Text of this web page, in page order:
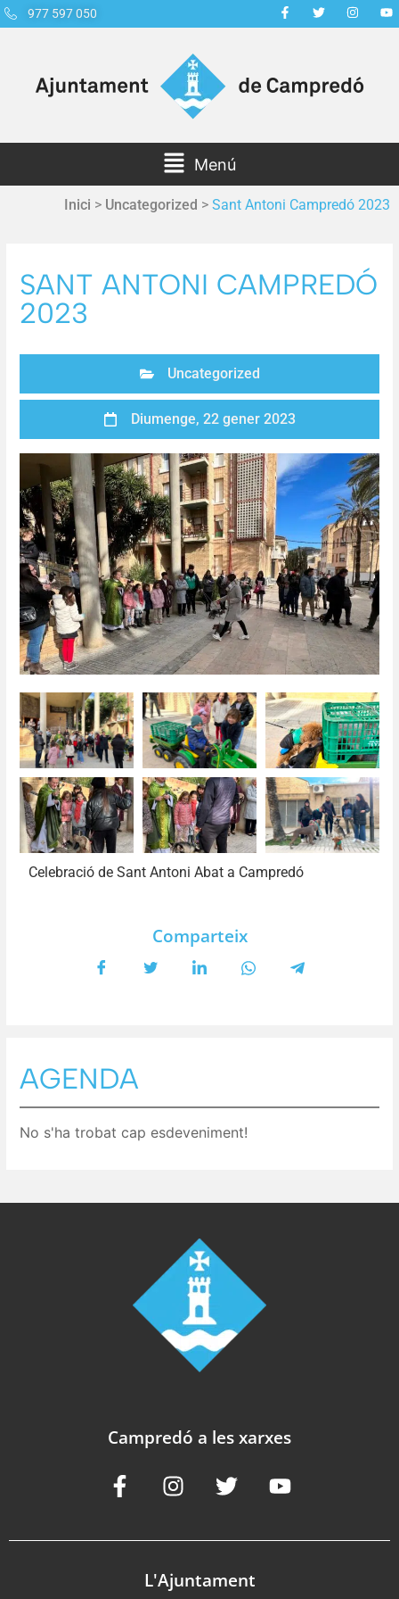
977 597 050
Menú
Inici > Uncategorized > Sant Antoni Campredó 2023
SANT ANTONI CAMPREDÓ
2023
Uncategorized
Diumenge, 22 gener 2023
Celebració de Sant Antoni Abat a Campredó
Comparteix
AGENDA
No s'ha trobat cap esdeveniment!
Campredó a les xarxes
L'Ajuntament